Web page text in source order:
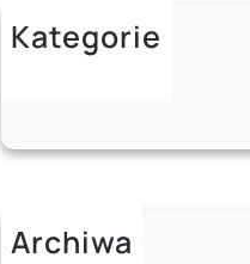
Kategorie
Aktualności
Archiwa